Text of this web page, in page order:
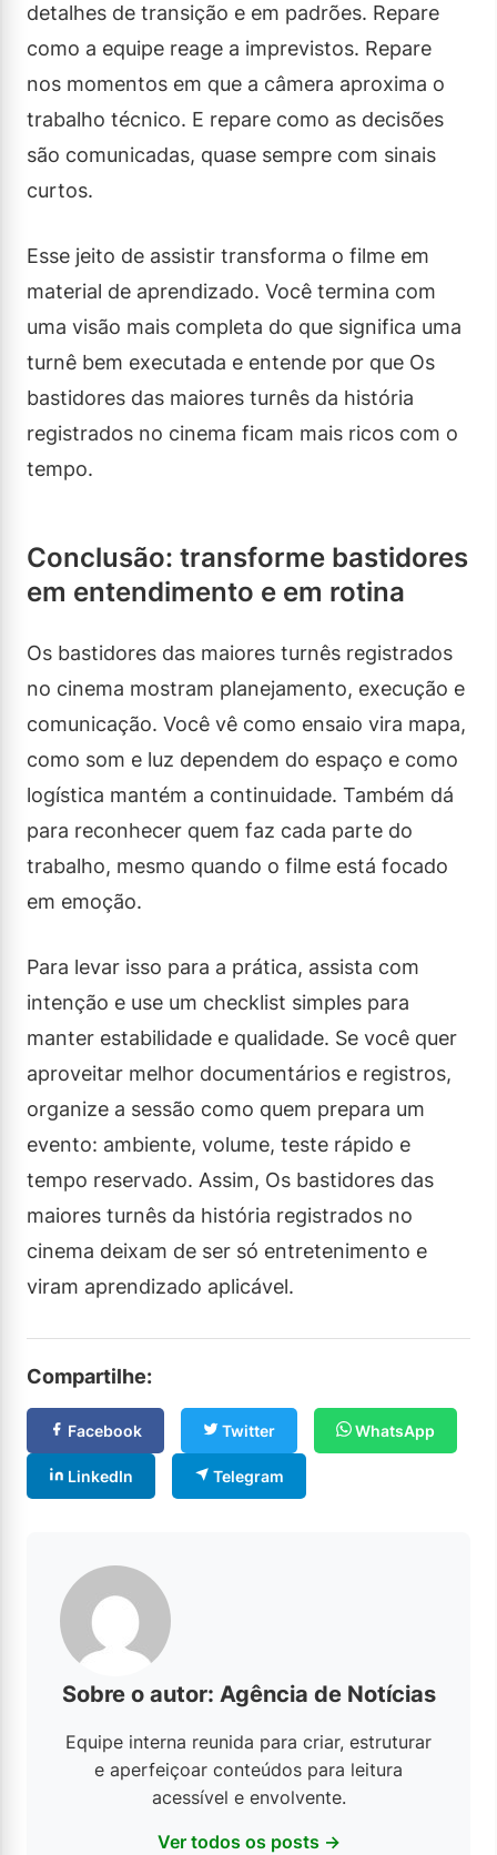
detalhes de transição e em padrões. Repare
como a equipe reage a imprevistos. Repare
nos momentos em que a câmera aproxima o
trabalho técnico. E repare como as decisões
são comunicadas, quase sempre com sinais
curtos.
Esse jeito de assistir transforma o filme em
material de aprendizado. Você termina com
uma visão mais completa do que significa uma
turnê bem executada e entende por que Os
bastidores das maiores turnês da história
registrados no cinema ficam mais ricos com o
tempo.
Conclusão: transforme bastidores
em entendimento e em rotina
Os bastidores das maiores turnês registrados
no cinema mostram planejamento, execução e
comunicação. Você vê como ensaio vira mapa,
como som e luz dependem do espaço e como
logística mantém a continuidade. Também dá
para reconhecer quem faz cada parte do
trabalho, mesmo quando o filme está focado
em emoção.
Para levar isso para a prática, assista com
intenção e use um checklist simples para
manter estabilidade e qualidade. Se você quer
aproveitar melhor documentários e registros,
organize a sessão como quem prepara um
evento: ambiente, volume, teste rápido e
tempo reservado. Assim, Os bastidores das
maiores turnês da história registrados no
cinema deixam de ser só entretenimento e
viram aprendizado aplicável.
Compartilhe:
Facebook Twitter WhatsApp
LinkedIn Telegram
Sobre o autor: Agência de Notícias
Equipe interna reunida para criar, estruturar
e aperfeiçoar conteúdos para leitura
acessível e envolvente.
Ver todos os posts →